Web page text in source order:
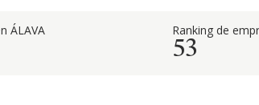
ÁLAVA Ranking de
53